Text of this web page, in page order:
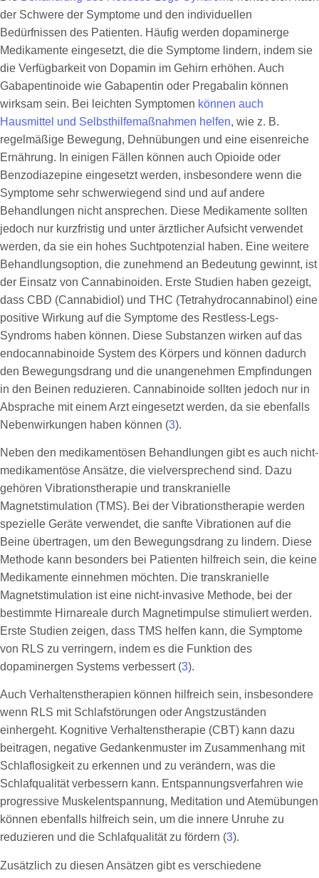
der Schwere der Symptome und den individuellen
Bedürfnissen des Patienten. Häufig werden dopaminerge
Medikamente eingesetzt, die die Symptome lindern, indem sie
die Verfügbarkeit von Dopamin im Gehirn erhöhen. Auch
Gabapentinoide wie Gabapentin oder Pregabalin können
wirksam sein. Bei leichten Symptomen können auch
Hausmittel und Selbsthilfemaßnahmen helfen, wie z. B.
regelmäßige Bewegung, Dehnübungen und eine eisenreiche
Ernährung. In einigen Fällen können auch Opioide oder
Benzodiazepine eingesetzt werden, insbesondere wenn die
Symptome sehr schwerwiegend sind und auf andere
Behandlungen nicht ansprechen. Diese Medikamente sollten
jedoch nur kurzfristig und unter ärztlicher Aufsicht verwendet
werden, da sie ein hohes Suchtpotenzial haben. Eine weitere
Behandlungsoption, die zunehmend an Bedeutung gewinnt, ist
der Einsatz von Cannabinoiden. Erste Studien haben gezeigt,
dass CBD (Cannabidiol) und THC (Tetrahydrocannabinol) eine
positive Wirkung auf die Symptome des Restless-Legs-
Syndroms haben können. Diese Substanzen wirken auf das
endocannabinoide System des Körpers und können dadurch
den Bewegungsdrang und die unangenehmen Empfindungen
in den Beinen reduzieren. Cannabinoide sollten jedoch nur in
Absprache mit einem Arzt eingesetzt werden, da sie ebenfalls
Nebenwirkungen haben können (3).
Neben den medikamentösen Behandlungen gibt es auch nicht-
medikamentöse Ansätze, die vielversprechend sind. Dazu
gehören Vibrationstherapie und transkranielle
Magnetstimulation (TMS). Bei der Vibrationstherapie werden
spezielle Geräte verwendet, die sanfte Vibrationen auf die
Beine übertragen, um den Bewegungsdrang zu lindern. Diese
Methode kann besonders bei Patienten hilfreich sein, die keine
Medikamente einnehmen möchten. Die transkranielle
Magnetstimulation ist eine nicht-invasive Methode, bei der
bestimmte Hirnareale durch Magnetimpulse stimuliert werden.
Erste Studien zeigen, dass TMS helfen kann, die Symptome
von RLS zu verringern, indem es die Funktion des
dopaminergen Systems verbessert (3).
Auch Verhaltenstherapien können hilfreich sein, insbesondere
wenn RLS mit Schlafstörungen oder Angstzuständen
einhergeht. Kognitive Verhaltenstherapie (CBT) kann dazu
beitragen, negative Gedankenmuster im Zusammenhang mit
Schlaflosigkeit zu erkennen und zu verändern, was die
Schlafqualität verbessern kann. Entspannungsverfahren wie
progressive Muskelentspannung, Meditation und Atemübungen
können ebenfalls hilfreich sein, um die innere Unruhe zu
reduzieren und die Schlafqualität zu fördern (3).
Zusätzlich zu diesen Ansätzen gibt es verschiedene